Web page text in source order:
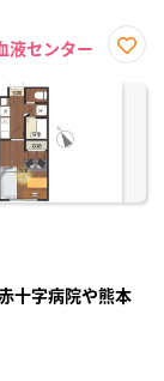
液センター
に入
十字病院や熊本